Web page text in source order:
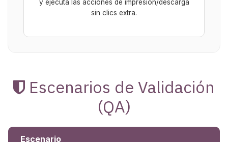
y ejecuta las acciones de impresión/descarga
sin clics extra.
Escenarios de Validación
(QA)
Escenario